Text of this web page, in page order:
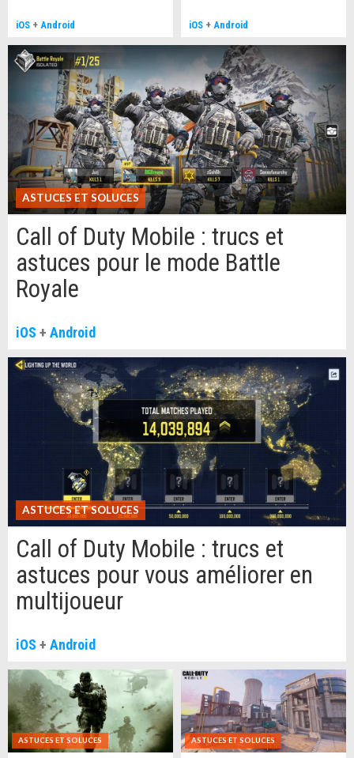
iOS + Android iOS + Android
ASTUCES ET SOLUCES
Call of Duty Mobile : trucs et
astuces pour le mode Battle
Royale
iOS + Android
ASTUCES ET SOLUCES
Call of Duty Mobile : trucs et
astuces pour vous améliorer en
multijoueur
iOS + Android
ASTUCES ET SOLUCES ASTUCES ET SOLUCES